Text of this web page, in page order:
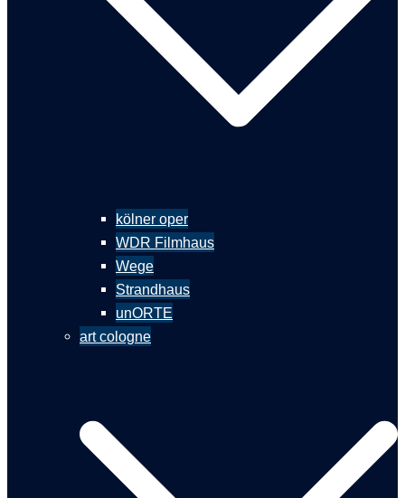
kölner oper
WDR Filmhaus
Wege
Strandhaus
unORTE
art cologne